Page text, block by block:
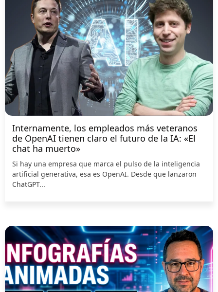
Internamente, los empleados más veteranos
de OpenAI tienen claro el futuro de la IA: «El
chat ha muerto»
Si hay una empresa que marca el pulso de la inteligencia
artificial generativa, esa es OpenAI. Desde que lanzaron
ChatGPT...